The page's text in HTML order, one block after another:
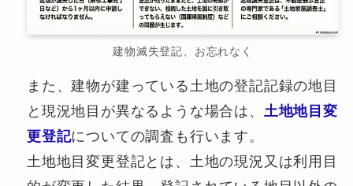
建物滅失登記、お忘れなく
また、建物が建っている土地の登記記録の地目
と現況地目が異なるような場合は、 土地地目変
更登記についての調査も行います。
土地地目変更登記とは、土地の現況又は利用目